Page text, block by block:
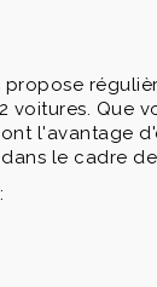
propose
voitures. Que
l'avantage
le cadre